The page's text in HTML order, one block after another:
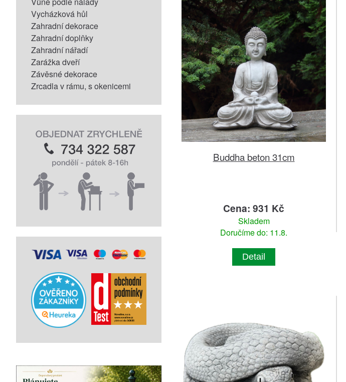
Vycházková hůl
Zahradní dekorace
Zahradní doplňky
Zahradní nářadí
Zarážka dveří
Závěsné dekorace
Zrcadla v rámu, s okenicemi
Buddha beton 31cm
Cena: 931 Kč
Skladem
Doručíme do: 11.8.
Detail